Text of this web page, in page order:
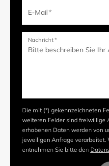
E-Mail*
Nachricht*
Die mit (*) gekennzeichneten
weiteren Felder sind freiwillige
erhobenen Daten werden von
jeweiligen Anfrage verarbeitet.
entnehmen Sie bitte den